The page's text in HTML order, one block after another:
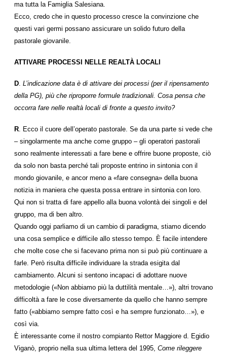
ma tutta la Famiglia Salesiana.
Ecco, credo che in questo processo cresce la convinzione che
questi vari germi possano assicurare un solido futuro della
pastorale giovanile.
ATTIVARE PROCESSI NELLE REALTÀ LOCALI
D. L’indicazione data è di attivare dei processi (per il ripensamento
della PG), più che riproporre formule tradizionali. Cosa pensa che
occorra fare nelle realtà locali di fronte a questo invito?
R. Ecco il cuore dell’operato pastorale. Se da una parte si vede che
– singolarmente ma anche come gruppo – gli operatori pastorali
sono realmente interessati a fare bene e offrire buone proposte, ciò
da solo non basta perché tali proposte entrino in sintonia con il
mondo giovanile, e ancor meno a «fare consegna» della buona
notizia in maniera che questa possa entrare in sintonia con loro.
Qui non si tratta di fare appello alla buona volontà dei singoli e del
gruppo, ma di ben altro.
Quando oggi parliamo di un cambio di paradigma, stiamo dicendo
una cosa semplice e difficile allo stesso tempo. È facile intendere
che molte cose che si facevano prima non si può più continuare a
farle. Però risulta difficile individuare la strada esigita dal
cambiamento. Alcuni si sentono incapaci di adottare nuove
metodologie («Non abbiamo più la duttilità mentale…»), altri trovano
difficoltà a fare le cose diversamente da quello che hanno sempre
fatto («abbiamo sempre fatto così e ha sempre funzionato…»), e
così via.
È interessante come il nostro compianto Rettor Maggiore d. Egidio
Viganò, proprio nella sua ultima lettera del 1995, Come rileggere